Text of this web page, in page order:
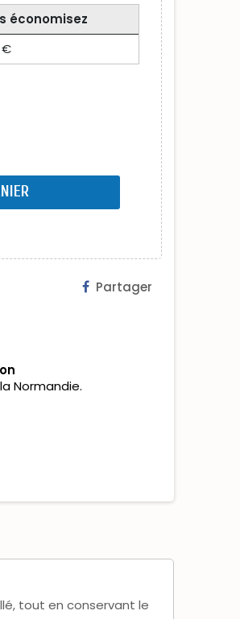
économisez
€
Partager
Normandie.
tout en conservant le